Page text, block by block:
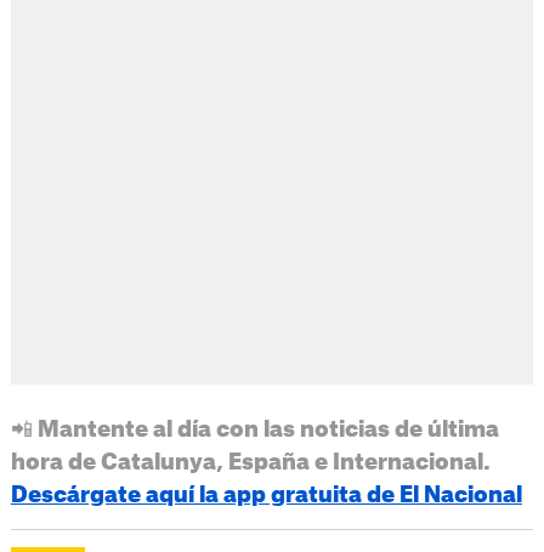
📲 Mantente al día con las noticias de última
hora de Catalunya, España e Internacional.
Descárgate aquí la app gratuita de El Nacional